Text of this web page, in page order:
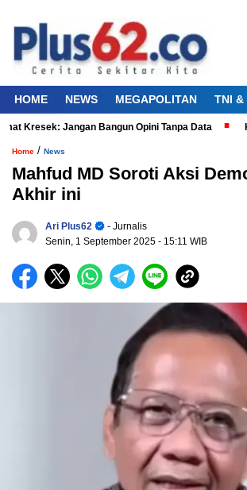
HOME NEWS MEGAPOLITAN TNI &
Kresek: Jangan Bangun Opini Tanpa Data
Home / News
Mahfud MD Soroti Aksi
Akhir ini
Ari Plus62
- Jurnalis
Senin, 1 September 2025 - 15:11 WIB